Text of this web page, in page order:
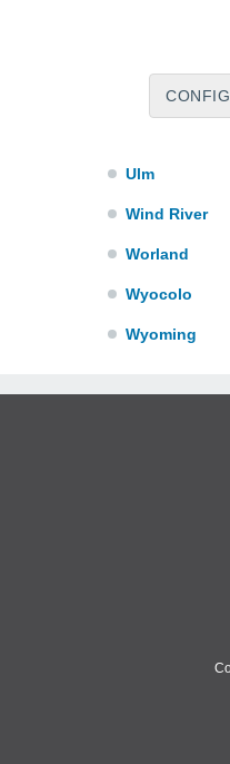
Torrington
Ulm
Wind River
Worland
Wyocolo
Wyoming